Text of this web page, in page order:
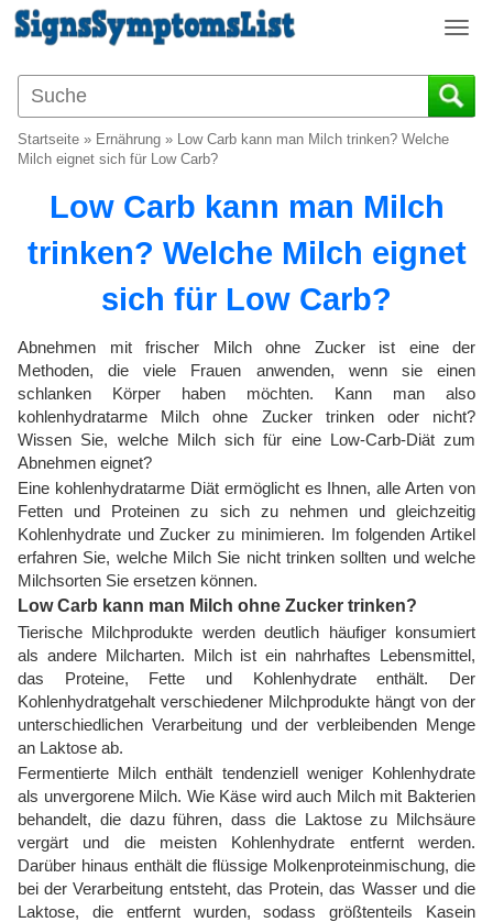
T
g
g
i
i
o
n
Startseite » Ernährung » Low Carb kann man Milch trinken? Welche
Milch eignet sich für Low Carb?
Low Carb kann man Milch
trinken? Welche Milch eignet
sich für Low Carb?
Abnehmen mit frischer Milch ohne Zucker ist eine der
Methoden, die viele Frauen anwenden, wenn sie einen
schlanken Körper haben möchten. Kann man also
kohlenhydratarme Milch ohne Zucker trinken oder nicht?
Wissen Sie, welche Milch sich für eine Low-Carb-Diät zum
Abnehmen eignet?
Eine kohlenhydratarme Diät ermöglicht es Ihnen, alle Arten von
Fetten und Proteinen zu sich zu nehmen und gleichzeitig
Kohlenhydrate und Zucker zu minimieren. Im folgenden Artikel
erfahren Sie, welche Milch Sie nicht trinken sollten und welche
Milchsorten Sie ersetzen können.
Low Carb kann man Milch ohne Zucker trinken?
Tierische Milchprodukte werden deutlich häufiger konsumiert
als andere Milcharten. Milch ist ein nahrhaftes Lebensmittel,
das Proteine, Fette und Kohlenhydrate enthält. Der
Kohlenhydratgehalt verschiedener Milchprodukte hängt von der
unterschiedlichen Verarbeitung und der verbleibenden Menge
an Laktose ab.
Fermentierte Milch enthält tendenziell weniger Kohlenhydrate
als unvergorene Milch. Wie Käse wird auch Milch mit Bakterien
behandelt, die dazu führen, dass die Laktose zu Milchsäure
vergärt und die meisten Kohlenhydrate entfernt werden.
Darüber hinaus enthält die flüssige Molkenproteinmischung, die
bei der Verarbeitung entsteht, das Protein, das Wasser und die
Laktose, die entfernt wurden, sodass größtenteils Kasein